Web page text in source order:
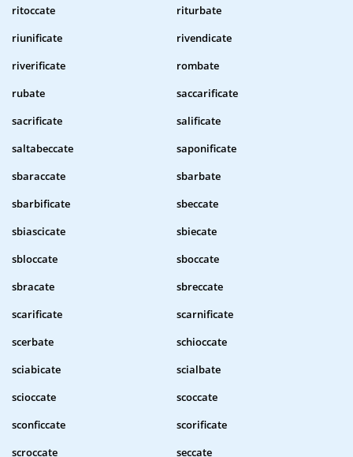
ritoccate
riturbate
riunificate
rivendicate
riverificate
rombate
rubate
saccarificate
sacrificate
salificate
saltabeccate
saponificate
sbaraccate
sbarbate
sbarbificate
sbeccate
sbiascicate
sbiecate
sbloccate
sboccate
sbracate
sbreccate
scarificate
scarnificate
scerbate
schioccate
sciabicate
scialbate
scioccate
scoccate
sconficcate
scorificate
scroccate
seccate